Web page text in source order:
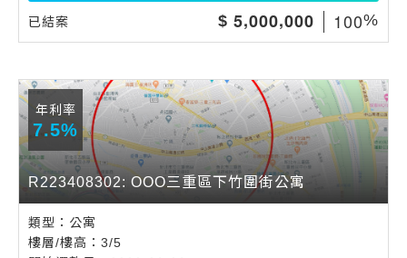
已結案 $ 5,000,000 100%
R223408302: OOO三重區下竹圍街公寓
年利率
7.5%
類型：公寓
樓層/樓高：3/5